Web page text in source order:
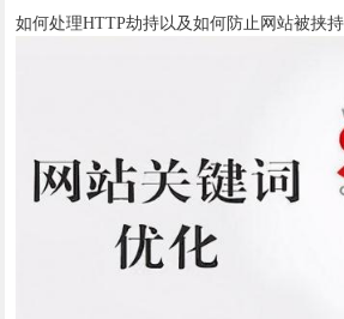
如何处理HTTP劫持以及如何防止网站被挟持